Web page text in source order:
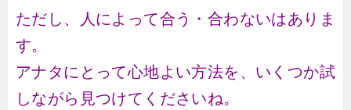
ただし、人によって合う・合わないはありま
す。
アナタにとって心地よい方法を、いくつか試
しながら見つけてくださいね。